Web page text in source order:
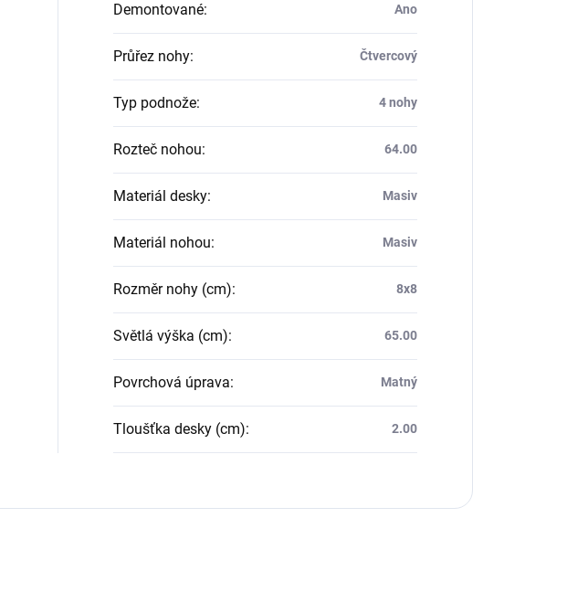
Demontované: Ano
Průřez nohy: Čtvercový
Typ podnože: 4 nohy
Rozteč nohou: 64.00
Materiál desky: Masiv
Materiál nohou: Masiv
Rozměr nohy (cm): 8x8
Světlá výška (cm): 65.00
Povrchová úprava: Matný
Tloušťka desky (cm): 2.00